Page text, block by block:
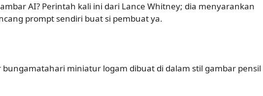
AI? Perintah kali ini dari Lance Whitney; dia menyarankan
prompt sendiri buat si pembuat ya.
bungamatahari miniatur logam dibuat di dalam stil gambar pensil